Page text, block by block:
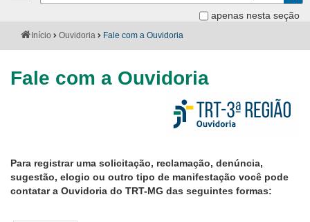
apenas nesta seção
clique
ou
Notícias
Serviços
Legislação
VocêInício Ouvidoria Fale com a Ouvidoria
Fale com a Ouvidoria
Para registrar uma solicitação, reclamação, denúncia,
sugestão, elogio ou outro tipo de manifestação você pode
contatar a Ouvidoria do TRT-MG das seguintes formas: